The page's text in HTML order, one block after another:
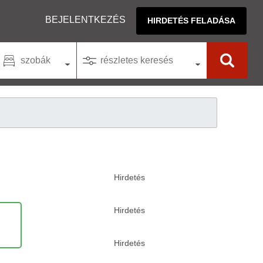
BEJELENTKEZÉS HIRDETÉS FELADÁSA
szobák részletes keresés